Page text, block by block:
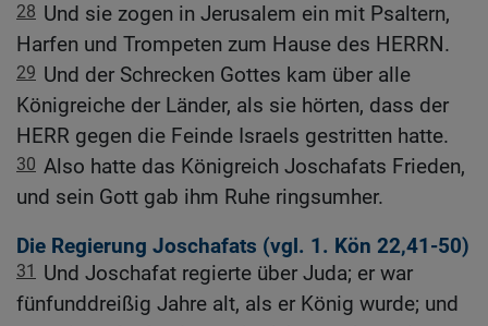
28 Und sie zogen in Jerusalem ein mit Psaltern,
Harfen und Trompeten zum Hause des HERRN.
29 Und der Schrecken Gottes kam über alle
Königreiche der Länder, als sie hörten, dass der
HERR gegen die Feinde Israels gestritten hatte.
30 Also hatte das Königreich Joschafats Frieden,
und sein Gott gab ihm Ruhe ringsumher.
Die Regierung Joschafats (vgl. 1. Kön 22,41-50)
31
Und Joschafat regierte über Juda; er war
fünfunddreißig Jahre alt, als er König wurde; und